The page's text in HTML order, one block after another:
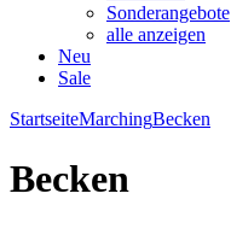
Sonderangebote
alle anzeigen
Neu
Sale
StartseiteMarchingBecken
Becken